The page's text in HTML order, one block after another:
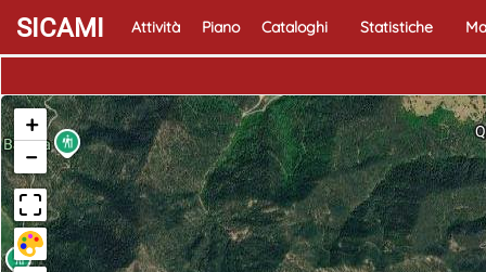
SICAMI Attività Piano Cataloghi Statistiche
+
−